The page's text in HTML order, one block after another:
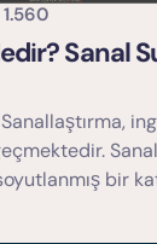
1.560
Sanal
bir